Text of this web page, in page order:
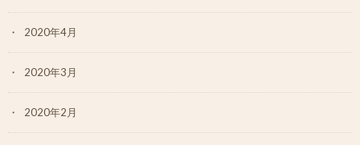
2020年4月
2020年3月
2020年2月